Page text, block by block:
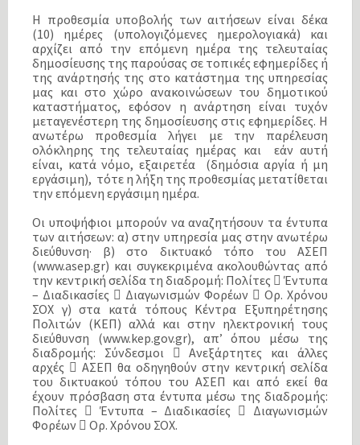
Η προθεσμία υποβολής των αιτήσεων είναι δέκα
(10) ημέρες (υπολογιζόμενες ημερολογιακά) και
αρχίζει από την επόμενη ημέρα της τελευταίας
δημοσίευσης της παρούσας σε τοπικές εφημερίδες ή
της ανάρτησής της στο κατάστημα της υπηρεσίας
μας και στο χώρο ανακοινώσεων του δημοτικού
καταστήματος, εφόσον η ανάρτηση είναι τυχόν
μεταγενέστερη της δημοσίευσης στις εφημερίδες. Η
ανωτέρω προθεσμία λήγει με την παρέλευση
ολόκληρης της τελευταίας ημέρας και εάν αυτή
είναι, κατά νόμο, εξαιρετέα (δημόσια αργία ή μη
εργάσιμη), τότε η λήξη της προθεσμίας μετατίθεται
την επόμενη εργάσιμη ημέρα.
Οι υποψήφιοι μπορούν να αναζητήσουν τα έντυπα
των αιτήσεων: α) στην υπηρεσία μας στην ανωτέρω
διεύθυνση· β) στο δικτυακό τόπο του ΑΣΕΠ
(www.asep.gr) και συγκεκριμένα ακολουθώντας από
την κεντρική σελίδα τη διαδρομή: Πολίτες  Έντυπα
– Διαδικασίες  Διαγωνισμών Φορέων  Ορ. Χρόνου
ΣΟΧ γ) στα κατά τόπους Κέντρα Εξυπηρέτησης
Πολιτών (ΚΕΠ) αλλά και στην ηλεκτρονική τους
διεύθυνση (www.kep.gov.gr), απ’ όπου μέσω της
διαδρομής: Σύνδεσμοι  Ανεξάρτητες και άλλες
αρχές  ΑΣΕΠ θα οδηγηθούν στην κεντρική σελίδα
του δικτυακού τόπου του ΑΣΕΠ και από εκεί θα
έχουν πρόσβαση στα έντυπα μέσω της διαδρομής:
Πολίτες  Έντυπα – Διαδικασίες  Διαγωνισμών
Φορέων  Ορ. Χρόνου ΣΟΧ.